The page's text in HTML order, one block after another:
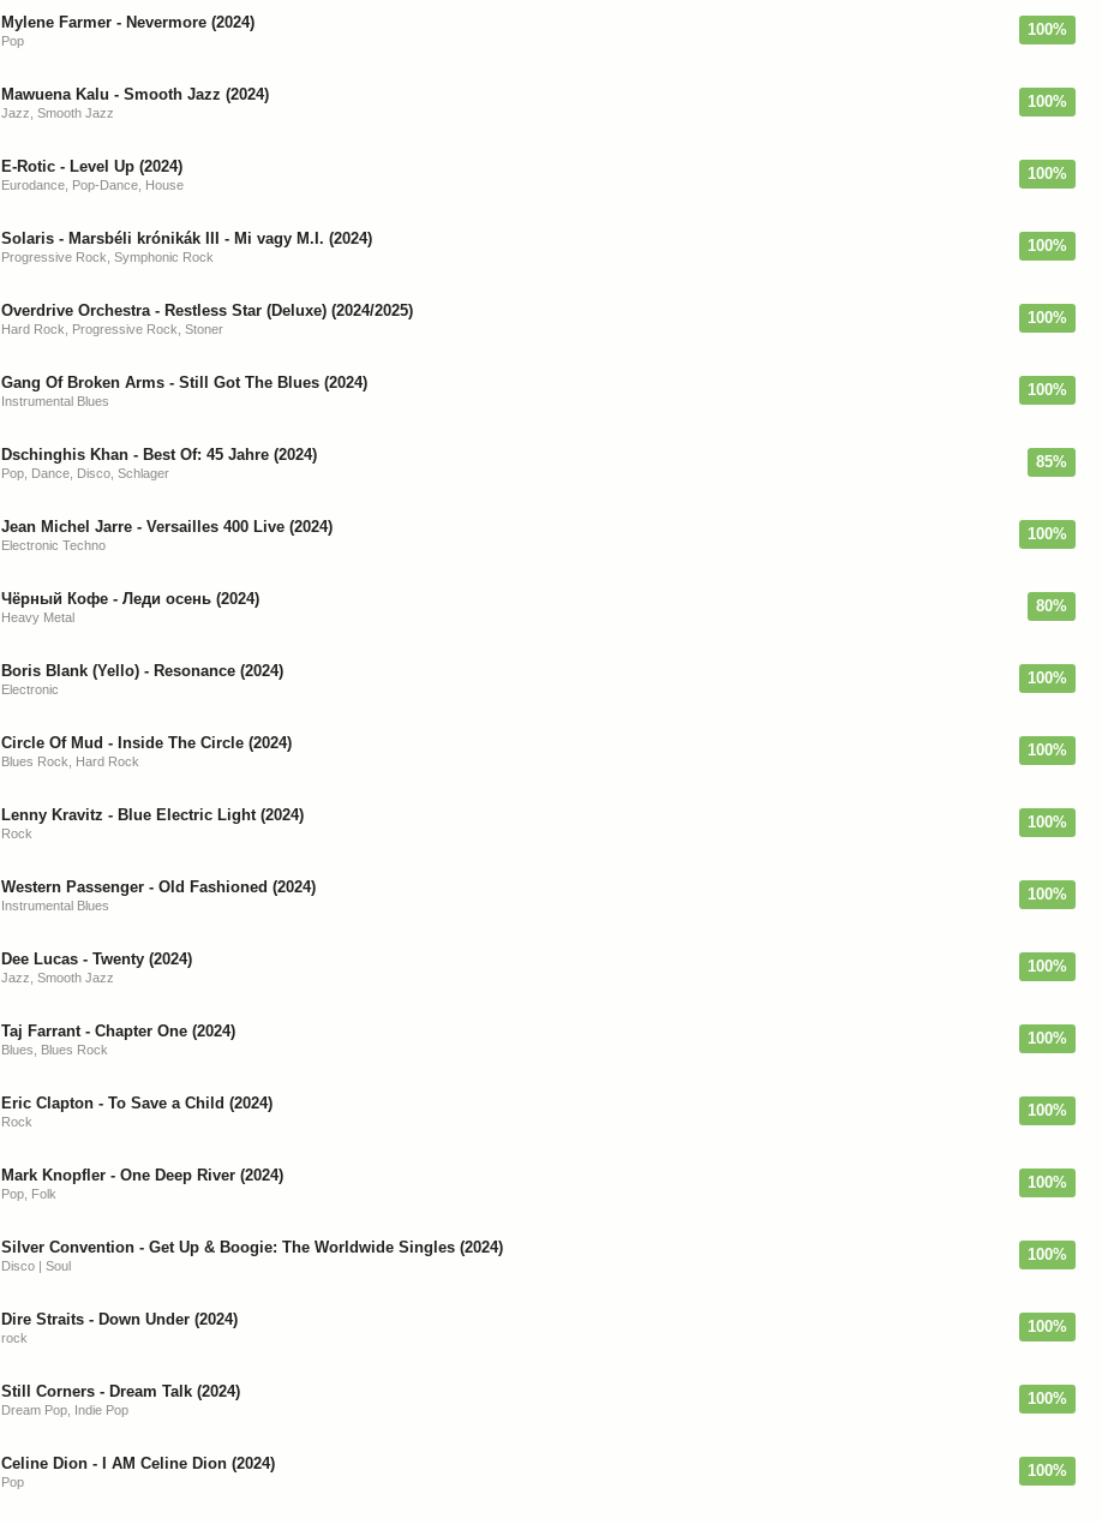
Mylene Farmer - Nevermore (2024)
Pop
100%
Mawuena Kalu - Smooth Jazz (2024)
Jazz, Smooth Jazz
100%
E-Rotic - Level Up (2024)
Eurodance, Pop-Dance, House
100%
Solaris - Marsbéli krónikák III - Mi vagy M.I. (2024)
Progressive Rock, Symphonic Rock
100%
Overdrive Orchestra - Restless Star (Deluxe) (2024/2025)
Hard Rock, Progressive Rock, Stoner
100%
Gang Of Broken Arms - Still Got The Blues (2024)
Instrumental Blues
100%
Dschinghis Khan - Best Of: 45 Jahre (2024)
Pop, Dance, Disco, Schlager
85%
Jean Michel Jarre - Versailles 400 Live (2024)
Electronic Techno
100%
Чёрный Кофе - Леди осень (2024)
Heavy Metal
80%
Boris Blank (Yello) - Resonance (2024)
Electronic
100%
Circle Of Mud - Inside The Circle (2024)
Blues Rock, Hard Rock
100%
Lenny Kravitz - Blue Electric Light (2024)
Rock
100%
Western Passenger - Old Fashioned (2024)
Instrumental Blues
100%
Dee Lucas - Twenty (2024)
Jazz, Smooth Jazz
100%
Taj Farrant - Chapter One (2024)
Blues, Blues Rock
100%
Eric Clapton - To Save a Child (2024)
Rock
100%
Mark Knopfler - One Deep River (2024)
Pop, Folk
100%
Silver Convention - Get Up & Boogie: The Worldwide Singles (2024)
Disco | Soul
100%
Dire Straits - Down Under (2024)
rock
100%
Still Corners - Dream Talk (2024)
Dream Pop, Indie Pop
100%
Celine Dion - I AM Celine Dion (2024)
Pop
100%